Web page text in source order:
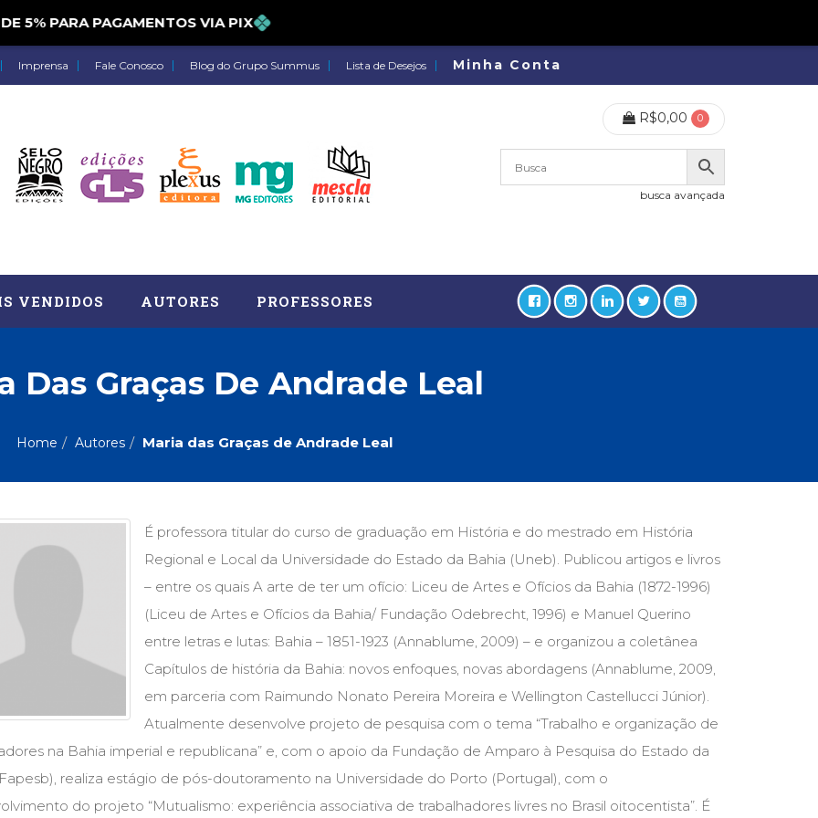
PARA PAGAMENTOS VIA PIX
Imprensa Fale Conosco Blog do Grupo Summus Lista de Desejos Minha Conta
R$0,00 0
busca avançada
Comportamento (418)
Comunicação (232)
Economia, Negócios (31)
Educação (278)
Jornalismo (57)
Literatura, Ficção, Ensaios (69)
Obras de referência (48)
Psicodrama (200)
Psicologia, Psicoterapia (799)
Puericultura (23)
Rádio (8)
Temas africanos (30)
Treinamento e RH (65)
Turismo (1)
VENDIDOS AUTORES PROFESSORES
Das Graças De Andrade Leal
Home Autores Maria das Graças de Andrade Leal
É professora titular do curso de graduação em História e do mestrado em História
Regional e Local da Universidade do Estado da Bahia (Uneb). Publicou artigos e livros
– entre os quais A arte de ter um ofício: Liceu de Artes e Ofícios da Bahia (1872-1996)
(Liceu de Artes e Ofícios da Bahia/ Fundação Odebrecht, 1996) e Manuel Querino
entre letras e lutas: Bahia – 1851-1923 (Annablume, 2009) – e organizou a coletânea
Capítulos de história da Bahia: novos enfoques, novas abordagens (Annablume, 2009,
em parceria com Raimundo Nonato Pereira Moreira e Wellington Castellucci Júnior).
Atualmente desenvolve projeto de pesquisa com o tema “Trabalho e organização de
na Bahia imperial e republicana” e, com o apoio da Fundação de Amparo à Pesquisa do Estado da
realiza estágio de pós-doutoramento na Universidade do Porto (Portugal), com o
do projeto “Mutualismo: experiência associativa de trabalhadores livres no Brasil oitocentista”. É